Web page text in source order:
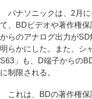
パナソニックは、2月に
て、BDビデオや著作権
からのアナログ出力が
明らかにした。また、シ
S63」も、D端子からの
に制限される。
これは、BDの著作権保